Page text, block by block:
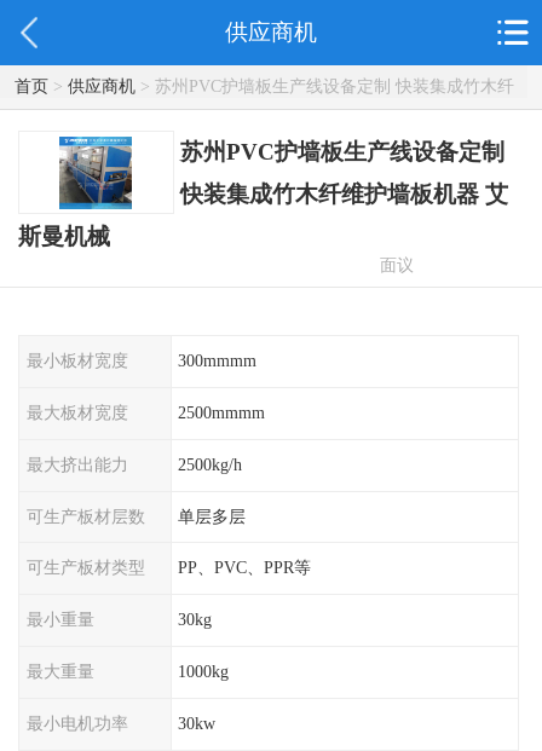
供应商机
首页> 供应商机> 苏州PVC护墙板生产线设备定制 快装集成竹木纤
维护墙板机器 艾斯曼机械
苏州PVC护墙板生产线设备定制
快装集成竹木纤维护墙板机器 艾
斯曼机械
面议
最小板材宽度 300mmmm
最大板材宽度 2500mmmm
最大挤出能力 2500kg/h
可生产板材层数 单层多层
可生产板材类型 PP、PVC、PPR等
最小重量 30kg
最大重量 1000kg
最小电机功率 30kw